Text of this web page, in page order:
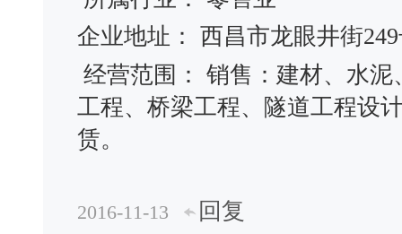
企业地址： 西昌市龙眼井街
经营范围： 销售：建材、水
工程、桥梁工程、隧道工程设
赁。
2016-11-13
回复